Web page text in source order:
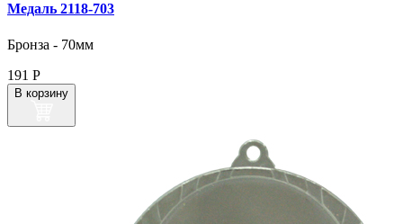
Медаль 2118‑703
Бронза - 70мм
191 Р
В корзину